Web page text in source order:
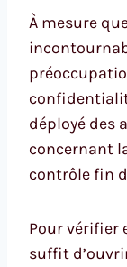
À mesure
déployé des
concernant
contrôle fin
Pour vérifier
suffit